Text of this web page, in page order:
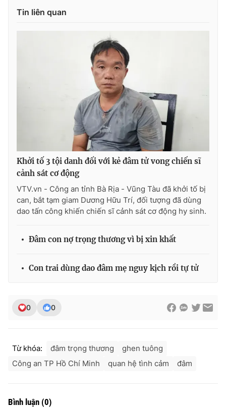
toasoan@vtv.vn
Liên hệ quảng cáo:
024-7300.7108
® Cấm sao chép dưới mọi hình thức nếu không có sự chấp
thuận bằng văn bản. Ghi rõ nguồn VTV.vn khi phát hành lại
thông tin từ website này.
Tin liên quan
Khởi tố 3 tội danh đối với kẻ đâm tử vong chiến sĩ
cảnh sát cơ động
VTV.vn - Công an tỉnh Bà Rịa - Vũng Tàu đã khởi tố bị
can, bắt tạm giam Dương Hữu Trí, đối tượng đã dùng
dao tấn công khiến chiến sĩ cảnh sát cơ động hy sinh.
Đâm con nợ trọng thương vì bị xin khất
Con trai dùng dao đâm mẹ nguy kịch rồi tự tử
0 0
Từ khóa: đâm trọng thương
ghen tuông
Công an TP Hồ Chí Minh
quan hệ tình cảm đâm
Bình luận (0)